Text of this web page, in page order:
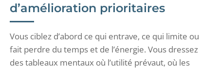
d’amélioration prioritaires
Vous ciblez d’abord ce qui entrave, ce qui limite ou
fait perdre du temps et de l’énergie. Vous dressez
des tableaux mentaux où l’utilité prévaut, où les